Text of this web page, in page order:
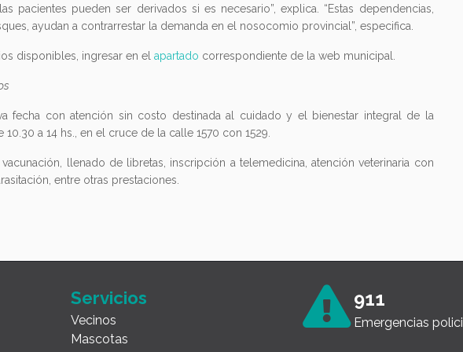
pacientes pueden ser derivados si es necesario”, explica. “Estas dependencias,
ayudan a contrarrestar la demanda en el nosocomio provincial”, especifica.
disponibles, ingresar en el apartado correspondiente de la web municipal.
fecha con atención sin costo destinada al cuidado y el bienestar integral de la
a 14 hs., en el cruce de la calle 1570 con 1529.
llenado de libretas, inscripción a telemedicina, atención veterinaria con
entre otras prestaciones.
Servicios
Vecinos
Mascotas
911
Emergencias